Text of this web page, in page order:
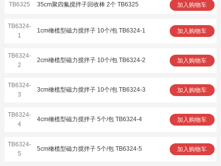
TB6325 35cm聚四氟搅拌子回收棒 2个 TB6325 加入购物车
TB6324-
1
1cm橄榄型磁力搅拌子 10个/包 TB6324-1 加入购物车
TB6324-
2
2cm橄榄型磁力搅拌子 10个/包 TB6324-2 加入购物车
TB6324-
3
3cm橄榄型磁力搅拌子 10个/包 TB6324-3 加入购物车
TB6324-
4
4cm橄榄型磁力搅拌子 5个/包 TB6324-4 加入购物车
TB6324-
5
5cm橄榄型磁力搅拌子 5个/包 TB6324-5 加入购物车